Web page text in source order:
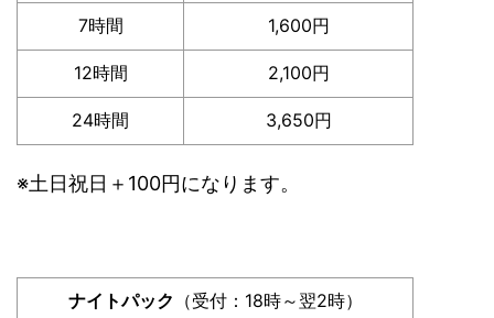
7時間 1,600円
12時間 2,100円
24時間 3,650円
※土日祝日＋100円になります。
ナイトパック （受付：18時～翌2時）